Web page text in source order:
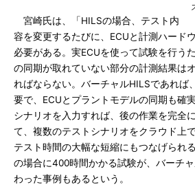
宮崎氏は、「HILSの場合、テスト内
容を変更するたびに、ECUと計測ハード
必要がある。実ECUを使って試験を行う
の同期が取れていない部分の計測結果は
ればならない。バーチャルHILSであれば
要で、ECUとプラントモデルの同期も確
シナリオを入力すれば、後の作業を完全
て、複数のテストシナリオをクラウド上
テスト時間の大幅な短縮にもつなげられ
の場合に400時間かかる試験が、バーチ
わった事例もあるという。